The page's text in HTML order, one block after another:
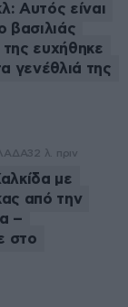
Αυτός είναι
βασιλιάς
ευχήθηκε
γενέθλιά της
32 λ. πριν
με
από την
–
στο